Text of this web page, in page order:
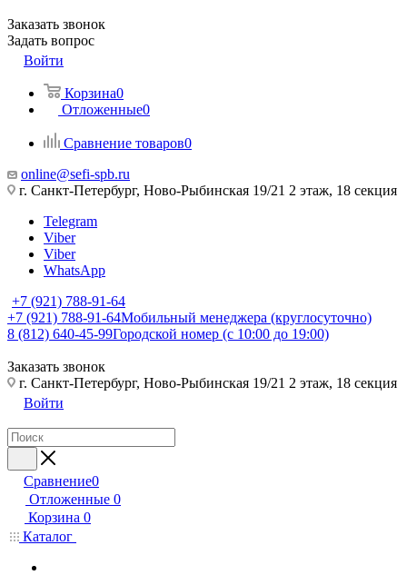
Заказать звонок
Задать вопрос
Войти
Корзина0
Отложенные0
Сравнение товаров0
online@sefi-spb.ru
г. Санкт-Петербург, Ново-Рыбинская 19/21 2 этаж, 18 секция
Telegram
Viber
Viber
WhatsApp
+7 (921) 788-91-64
+7 (921) 788-91-64Мобильный менеджера (круглосуточно)
8 (812) 640-45-99Городской номер (с 10:00 до 19:00)
Заказать звонок
г. Санкт-Петербург, Ново-Рыбинская 19/21 2 этаж, 18 секция
Войти
Сравнение0
Отложенные 0
Корзина 0
Каталог